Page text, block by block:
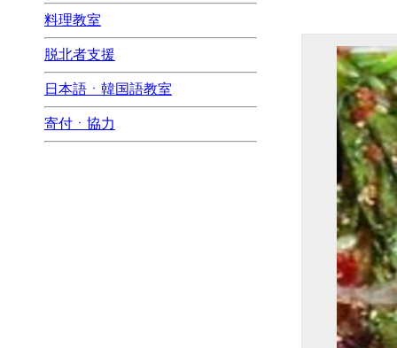
料理教室
脱北者支援
日本語ㆍ韓国語教室
寄付ㆍ協力